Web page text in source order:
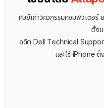
ศิษย์เก่าวิศวกรรมคอมพิวเตอ
ตั้ง
อดีต Dell Technical
และใช้ iPhone